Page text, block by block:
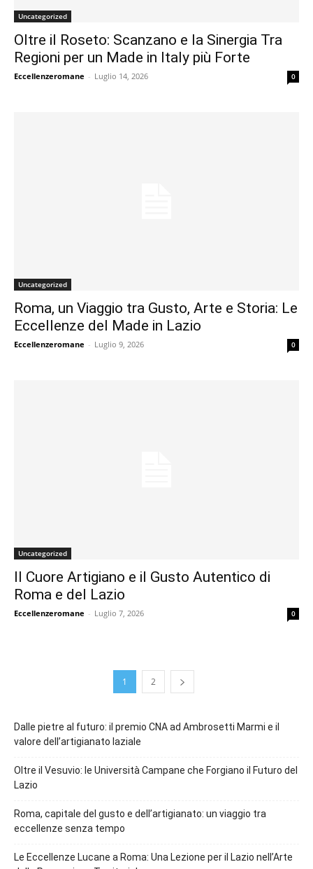
Uncategorized
Oltre il Roseto: Scanzano e la Sinergia Tra
Regioni per un Made in Italy più Forte
Eccellenzeromane - Luglio 14, 2026 0
Uncategorized
Roma, un Viaggio tra Gusto, Arte e Storia: Le
Eccellenze del Made in Lazio
Eccellenzeromane - Luglio 9, 2026 0
Uncategorized
Il Cuore Artigiano e il Gusto Autentico di
Roma e del Lazio
Eccellenzeromane - Luglio 7, 2026 0
1 2
Dalle pietre al futuro: il premio CNA ad Ambrosetti Marmi e il
valore dell’artigianato laziale
Oltre il Vesuvio: le Università Campane che Forgiano il Futuro del
Lazio
Roma, capitale del gusto e dell’artigianato: un viaggio tra
eccellenze senza tempo
Le Eccellenze Lucane a Roma: Una Lezione per il Lazio nell’Arte